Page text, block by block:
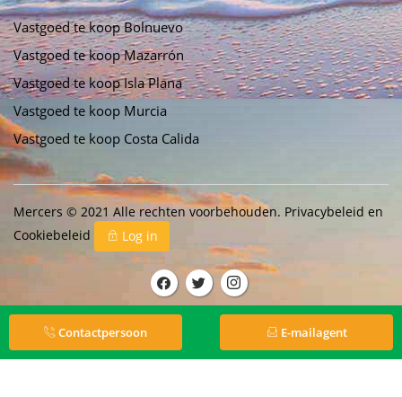
Vastgoed te koop Bolnuevo
Vastgoed te koop Mazarrón
Vastgoed te koop Isla Plana
Vastgoed te koop Murcia
Vastgoed te koop Costa Calida
Mercers © 2021 Alle rechten voorbehouden. Privacybeleid en
Cookiebeleid
Log in
Contactpersoon E-mailagent